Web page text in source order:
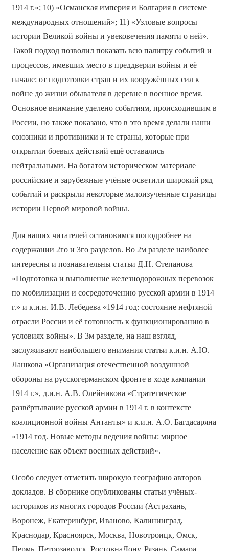
1914 г.»; 10) «Османская империя и Болгария в системе
международных отношений»; 11) «Узловые вопросы
истории Великой войны и увековечения памяти о ней».
Такой подход позволил показать всю палитру событий и
процессов, имевших место в преддверии войны и её
начале: от подготовки стран и их вооружённых сил к
войне до жизни обывателя в деревне в военное время.
Основное внимание уделено событиям, происходившим в
России, но также показано, что в это время делали наши
союзники и противники и те страны, которые при
открытии боевых действий ещё оставались
нейтральными. На богатом историческом материале
российские и зарубежные учёные осветили широкий ряд
событий и раскрыли некоторые малоизученные страницы
истории Первой мировой войны.
Для наших читателей остановимся поподробнее на
содержании 2­го и 3­го разделов. Во 2­м разделе наиболее
интересны и познавательны статьи Д.Н. Степанова
«Подготовка и выполнение железнодорожных перевозок
по мобилизации и сосредоточению русской армии в 1914
г.» и к.и.н. И.В. Лебедева «1914 год: состояние нефтяной
отрасли России и её готовность к функционированию в
условиях войны». В 3­м разделе, на наш взгляд,
заслуживают наибольшего внимания статьи к.и.н. А.Ю.
Лашкова «Организация отечественной воздушной
обороны на русско­германском фронте в ходе кампании
1914 г.», д.и.н. А.В. Олейникова «Стратегическое
развёртывание русской армии в 1914 г. в контексте
коалиционной войны Антанты» и к.и.н. А.О. Багдасаряна
«1914 год. Новые методы ведения войны: мирное
население как объект военных действий».
Особо следует отметить широкую географию авторов
докладов. В сборнике опубликованы статьи учёных­
историков из многих городов России (Астрахань,
Воронеж, Екатеринбург, Иваново, Калининград,
Краснодар, Красноярск, Москва, Новотроицк, Омск,